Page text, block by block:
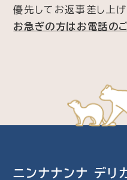
優先してお返事差し上げ
お急ぎの方はお電話の
ニンナナンナ デリ